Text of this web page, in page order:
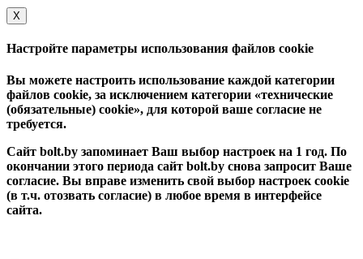
Х
Настройте параметры использования файлов cookie
Вы можете настроить использование каждой категории
файлов cookie, за исключением категории «технические
(обязательные) cookie», для которой ваше согласие не
требуется.
Сайт bolt.by запоминает Ваш выбор настроек на 1 год. По
окончании этого периода сайт bolt.by снова запросит Ваше
согласие. Вы вправе изменить свой выбор настроек cookie
(в т.ч. отозвать согласие) в любое время в интерфейсе
сайта.